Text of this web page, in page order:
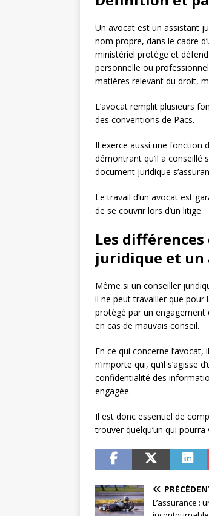
Un avocat est un assistant
nom propre, dans le cadre
ministériel protège et
personnelle ou
matières relevant du droit,
L’avocat remplit plusieurs
des conventions de Pacs.
Il exerce aussi une fonction
démontrant qu’il a conseillé
document juridique
Le travail d’un avocat est
de se couvrir lors d’un litige.
Les
juridique et un
Même si un conseiller
il ne peut travailler que pour
protégé par un engagement
en cas de mauvais conseil.
En ce qui concerne
n’importe qui, qu’il s’agisse
confidentialité des
engagée.
Il est donc essentiel de
trouver quelqu’un qui
L’assurance :